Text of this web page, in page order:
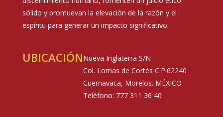
sólido y promuevan la elevación de la razón y el
espíritu para generar un impacto significativo.
UBICACIÓNNueva Inglaterra S/N
Col. Lomas de Cortés C.P.62240
Cuernavaca, Morelos. MÉXICO
Teléfono: 777 311 36 40